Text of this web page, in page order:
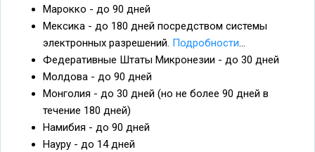
Марокко - до 90 дней
Мексика - до 180 дней посредством системы
электронных разрешений. Подробности...
Федеративные Штаты Микронезии - до 30 дней
Молдова - до 90 дней
Монголия - до 30 дней (но не более 90 дней в
течение 180 дней)
Намибия - до 90 дней
Науру - до 14 дней